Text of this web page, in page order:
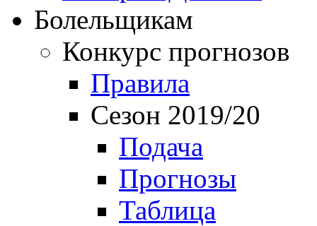
Болельщикам
Конкурс прогнозов
Правила
Сезон 2019/20
Подача
Прогнозы
Таблица